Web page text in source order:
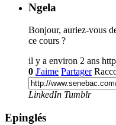
Ngela
Bonjour, auriez-vous
ce cours ?
il y a environ 2 ans
0 J'aime Partager
LinkedIn Tumblr
Epinglés